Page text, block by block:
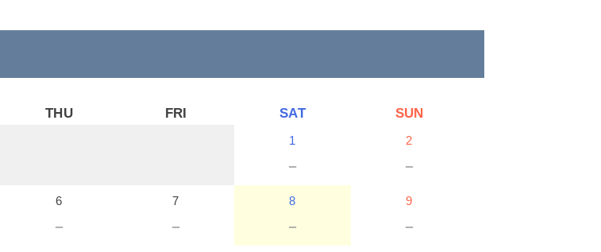
THU FRI SAT SUN
1
－
2
－
6
－
7
－
8
－
9
－